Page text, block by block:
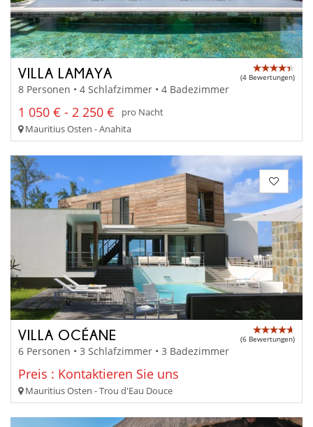
VILLA LAMAYA (4 Bewertungen)
8 Personen • 4 Schlafzimmer • 4 Badezimmer
1 050 € - 2 250 €
pro Nacht
Mauritius Osten - Anahita
VILLA OCÉANE (6 Bewertungen)
6 Personen • 3 Schlafzimmer • 3 Badezimmer
Preis : Kontaktieren Sie uns
Mauritius Osten - Trou d'Eau Douce